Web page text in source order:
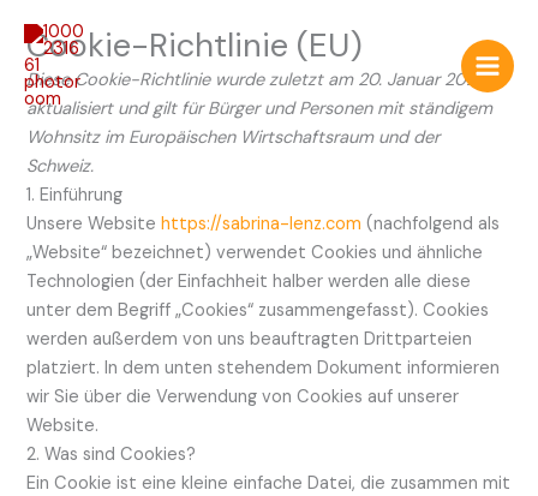
Inhalt
springen
Cookie-Richtlinie (EU)
Diese Cookie-Richtlinie wurde zuletzt am 20. Januar 2026
aktualisiert und gilt für Bürger und Personen mit ständigem
Wohnsitz im Europäischen Wirtschaftsraum und der
Schweiz.
1. Einführung
Unsere Websitehttps://sabrina-lenz.com (nachfolgend als
„Website“ bezeichnet) verwendet Cookies und ähnliche
Technologien (der Einfachheit halber werden alle diese
unter dem Begriff „Cookies“ zusammengefasst). Cookies
werden außerdem von uns beauftragten Drittparteien
platziert. In dem unten stehendem Dokument informieren
wir Sie über die Verwendung von Cookies auf unserer
Website.
2. Was sind Cookies?
Ein Cookie ist eine kleine einfache Datei, die zusammen mit
to
service
complianz
to
service
wordpress
to
service
polylang
to
service
verschiedenes